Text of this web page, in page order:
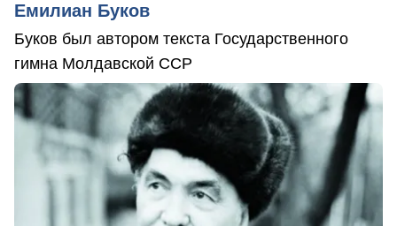
Емилиан Буков
Буков был автором текста Государственного
гимна Молдавской ССР